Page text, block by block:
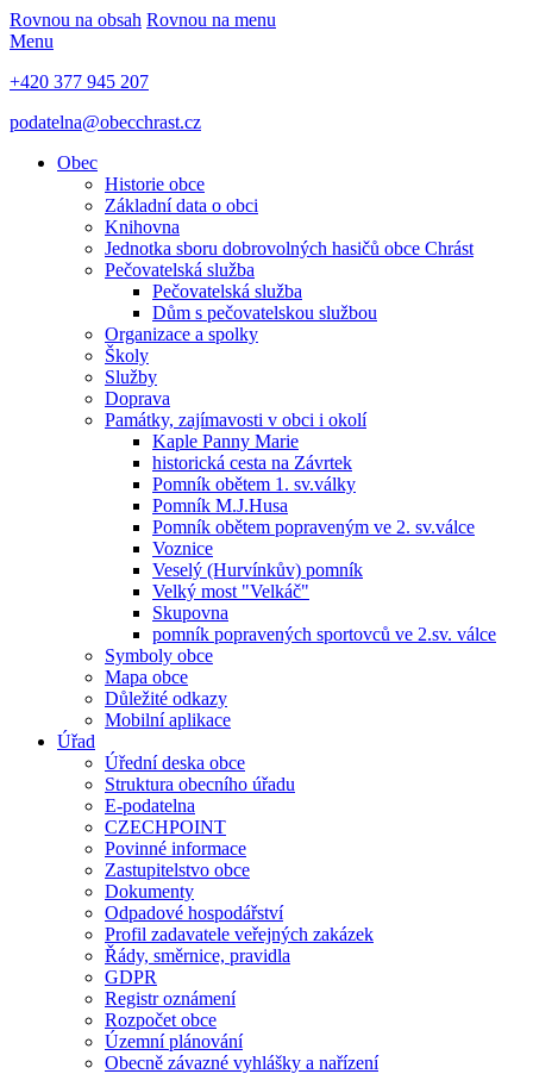
Rovnou na obsah Rovnou na menu
Menu
+420 377 945 207
podatelna@obecchrast.cz
Obec
Historie obce
Základní data o obci
Knihovna
Jednotka sboru dobrovolných hasičů obce Chrást
Pečovatelská služba
Pečovatelská služba
Dům s pečovatelskou službou
Organizace a spolky
Školy
Služby
Doprava
Památky, zajímavosti v obci i okolí
Kaple Panny Marie
historická cesta na Závrtek
Pomník obětem 1. sv.války
Pomník M.J.Husa
Pomník obětem popraveným ve 2. sv.válce
Voznice
Veselý (Hurvínkův) pomník
Velký most "Velkáč"
Skupovna
pomník popravených sportovců ve 2.sv. válce
Symboly obce
Mapa obce
Důležité odkazy
Mobilní aplikace
Úřad
Úřední deska obce
Struktura obecního úřadu
E-podatelna
CZECHPOINT
Povinné informace
Zastupitelstvo obce
Dokumenty
Odpadové hospodářství
Profil zadavatele veřejných zakázek
Řády, směrnice, pravidla
GDPR
Registr oznámení
Rozpočet obce
Územní plánování
Obecně závazné vyhlášky a nařízení